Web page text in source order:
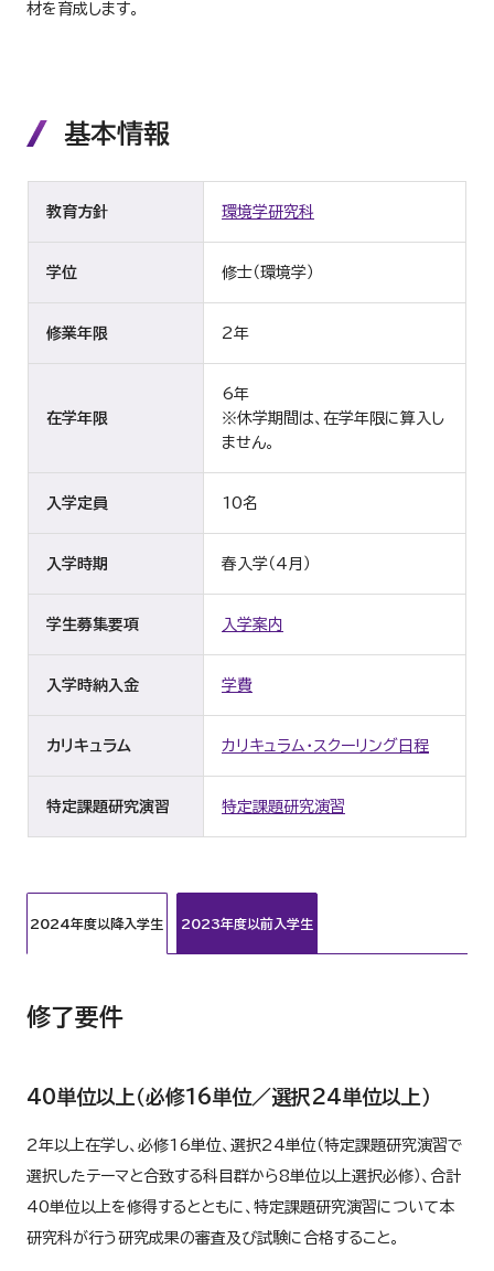
材を育成します。
基本情報
教育方針 環境学研究科
学位 修士（環境学）
修業年限 2年
在学年限
6年
※休学期間は、在学年限に算入し
ません。
入学定員 10名
入学時期 春入学（4月）
学生募集要項 入学案内
入学時納入金 学費
カリキュラム カリキュラム・スクーリング日程
特定課題研究演習 特定課題研究演習
2024年度以降入学生 2023年度以前入学生
修了要件
40単位以上（必修16単位／選択24単位以上）
2年以上在学し、必修16単位、選択24単位（特定課題研究演習で
選択したテーマと合致する科目群から8単位以上選択必修）、合計
40単位以上を修得するとともに、特定課題研究演習について本
研究科が行う研究成果の審査及び試験に合格すること。